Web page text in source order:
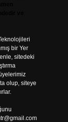
bir Yer
sitedeki
olup, siteye